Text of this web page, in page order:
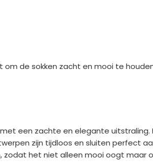
om de sokken zacht en mooi te
een zachte en elegante
zijn tijdloos en sluiten perfect
zodat het niet alleen mooi oogt maar